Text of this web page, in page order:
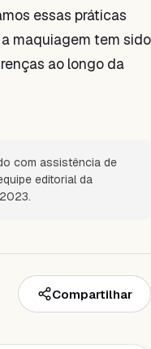
essas práticas
maquiagem tem sido
ao longo da
com assistência de
editorial da
Compartilhar